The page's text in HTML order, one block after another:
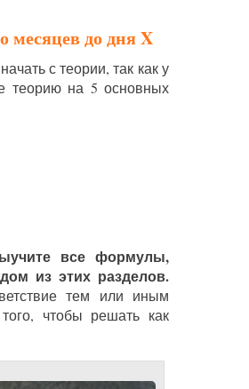
месяцев до дня X
с теории, так как у
теорию на 5 основных
все формулы,
из этих разделов.
тем или иным
чтобы решать как